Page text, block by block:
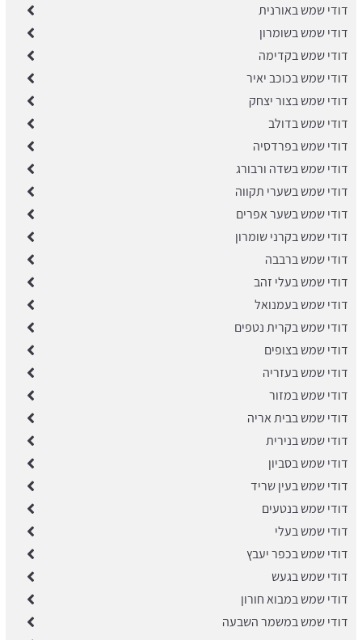
דודי שמש באורנית
דודי שמש בשומרון
דודי שמש בקדימה
דודי שמש בכוכב יאיר
דודי שמש בצור יצחק
דודי שמש בדולב
דודי שמש בפרדסיה
דודי שמש בשדה ורבורג
דודי שמש בשערי תקווה
דודי שמש בשער אפרים
דודי שמש בקרני שומרון
דודי שמש ברבבה
דודי שמש בעלי זהב
דודי שמש בעמנואל
דודי שמש בקרית נטפים
דודי שמש בצופים
דודי שמש בעזריה
דודי שמש במזור
דודי שמש בבית אריה
דודי שמש בנירית
דודי שמש בסביון
דודי שמש בעין שריד
דודי שמש בנטעים
דודי שמש בעלי
דודי שמש בכפר יעבץ
דודי שמש בגעש
דודי שמש במבוא חורון
דודי שמש במשמר השבעה